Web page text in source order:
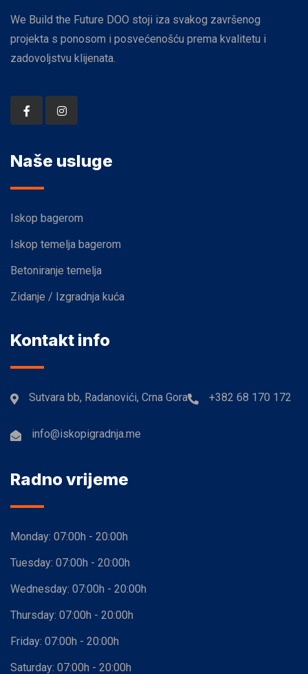
We Build the Future DOO stoji iza svakog završenog
projekta s ponosom i posvećenošću prema kvalitetu i
zadovoljstvu klijenata.
Naše usluge
Iskop bagerom
Iskop temelja bagerom
Betoniranje temelja
Zidanje / Izgradnja kuća
Kontakt info
Sutvara bb, Radanovići, Crna Gora +382 68 170 172
info@iskopigradnja.me
Radno vrijeme
Monday: 07:00h - 20:00h
Tuesday: 07:00h - 20:00h
Wednesday: 07:00h - 20:00h
Thursday: 07:00h - 20:00h
Friday: 07:00h - 20:00h
Saturday: 07:00h - 20:00h